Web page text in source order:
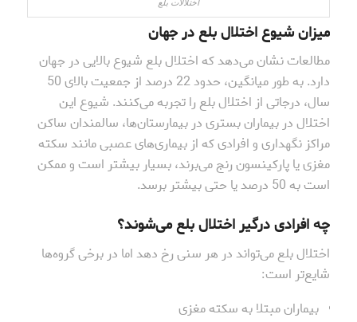
میزان شیوع اختلال بلع در جهان
مطالعات نشان می‌دهد که اختلال بلع شیوع بالایی در جهان
دارد. به طور میانگین، حدود 22 درصد از جمعیت بالای 50
سال، درجاتی از اختلال بلع را تجربه می‌کنند. شیوع این
اختلال در بیماران بستری در بیمارستان‌ها، سالمندان ساکن
مراکز نگهداری و افرادی که از بیماری‌های عصبی مانند سکته
مغزی یا پارکینسون رنج می‌برند، بسیار بیشتر است و ممکن
است به 50 درصد یا حتی بیشتر برسد.
چه افرادی درگیر اختلال بلع می‌شوند؟
اختلال بلع می‌تواند در هر سنی رخ دهد اما در برخی گروه‌ها
شایع‌تر است:
بیماران مبتلا به سکته مغزی